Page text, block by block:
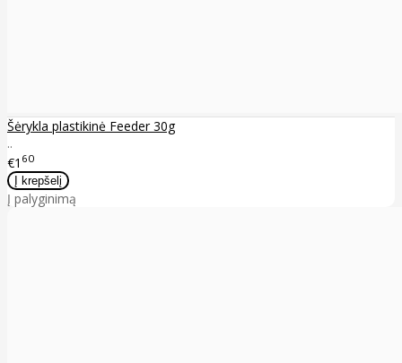
Šėrykla plastikinė Feeder 30g
..
€1 60
Į palyginimą